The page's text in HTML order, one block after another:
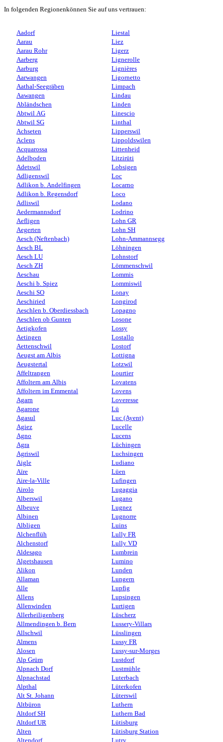
In folgenden Regionenkönnen Sie auf uns vertrauen:
Aadorf
Aarau
Aarau Rohr
Aarberg
Aarburg
Aarwangen
Aathal-Seegräben
Aawangen
Abländschen
Abtwil AG
Abtwil SG
Achseten
Aclens
Acquarossa
Adelboden
Adetswil
Adligenswil
Adlikon b. Andelfingen
Adlikon b. Regensdorf
Adliswil
Aedermannsdorf
Aefligen
Aegerten
Aesch (Neftenbach)
Aesch BL
Aesch LU
Aesch ZH
Aeschau
Aeschi b. Spiez
Aeschi SO
Aeschiried
Aeschlen b. Oberdiessbach
Aeschlen ob Gunten
Aetigkofen
Aetingen
Aettenschwil
Aeugst am Albis
Aeugstertal
Affeltrangen
Affoltern am Albis
Affoltern im Emmental
Agarn
Agarone
Agasul
Agiez
Agno
Agra
Agriswil
Aigle
Aïre
Aire-la-Ville
Airolo
Alberswil
Albeuve
Albinen
Albligen
Alchenflüh
Alchenstorf
Aldesago
Algetshausen
Alikon
Allaman
Alle
Allens
Allenwinden
Allerheiligenberg
Allmendingen b. Bern
Allschwil
Almens
Alosen
Alp Grüm
Alpnach Dorf
Alpnachstad
Alpthal
Alt St. Johann
Altbüron
Altdorf SH
Altdorf UR
Alten
Altendorf
Liestal
Liez
Ligerz
Lignerolle
Lignières
Ligornetto
Limpach
Lindau
Linden
Linescio
Linthal
Lipperswil
Lippoldswilen
Littenheid
Litzirüti
Lobsigen
Loc
Locarno
Loco
Lodano
Lodrino
Lohn GR
Lohn SH
Lohn-Ammannsegg
Löhningen
Lohnstorf
Lömmenschwil
Lommis
Lommiswil
Lonay
Longirod
Lopagno
Losone
Lossy
Lostallo
Lostorf
Lottigna
Lotzwil
Lourtier
Lovatens
Lovens
Loveresse
Lü
Luc (Ayent)
Lucelle
Lucens
Lüchingen
Luchsingen
Ludiano
Lüen
Lufingen
Lugaggia
Lugano
Lugnez
Lugnorre
Luins
Lully FR
Lully VD
Lumbrein
Lumino
Lunden
Lungern
Lupfig
Lupsingen
Lurtigen
Lüscherz
Lussery-Villars
Lüsslingen
Lussy FR
Lussy-sur-Morges
Lustdorf
Lustmühle
Luterbach
Lüterkofen
Lüterswil
Luthern
Luthern Bad
Lütisburg
Lütisburg Station
Lutry